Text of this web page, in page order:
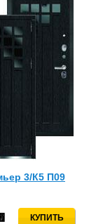
3/К5 П09